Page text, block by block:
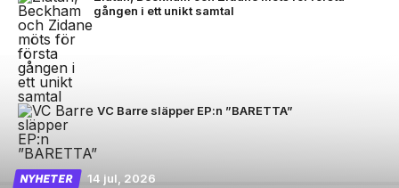
gången i ett unikt samtal
VC Barre släpper EP:n ”BARETTA”
NYHETER 14 jul, 2026